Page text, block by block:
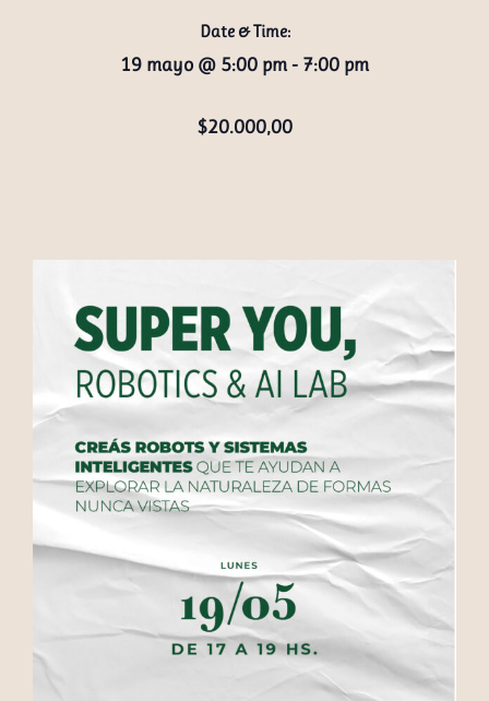
Date & Time:
19 mayo @ 5:00 pm - 7:00 pm
$20.000,00